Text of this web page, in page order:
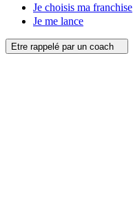
Je choisis ma franchise
Je me lance
Etre rappelé par un coach